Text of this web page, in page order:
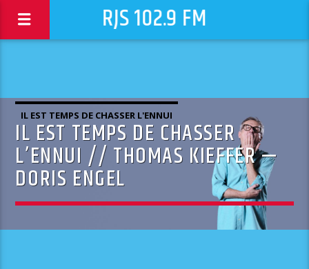
RJS 102.9 FM
IL EST TEMPS DE CHASSER L'ENNUI
IL EST TEMPS DE CHASSER
L’ENNUI // THOMAS KIEFFER —
DORIS ENGEL